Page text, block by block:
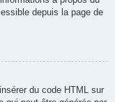
depuis la page de
du code HTML sur